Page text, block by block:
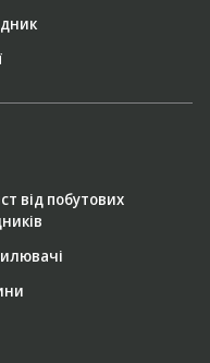
від побутових